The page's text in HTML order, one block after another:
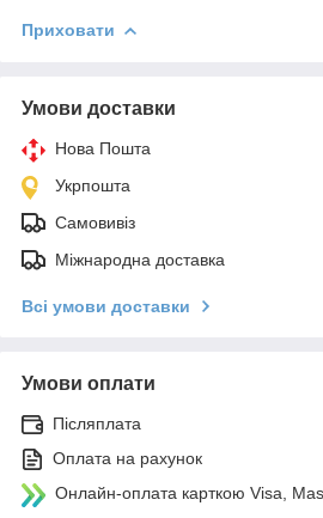
Приховати
Умови доставки
Нова Пошта
Укрпошта
Самовивіз
Міжнародна доставка
Всі умови доставки
Умови оплати
Післяплата
Оплата на рахунок
Онлайн-оплата карткою Visa,